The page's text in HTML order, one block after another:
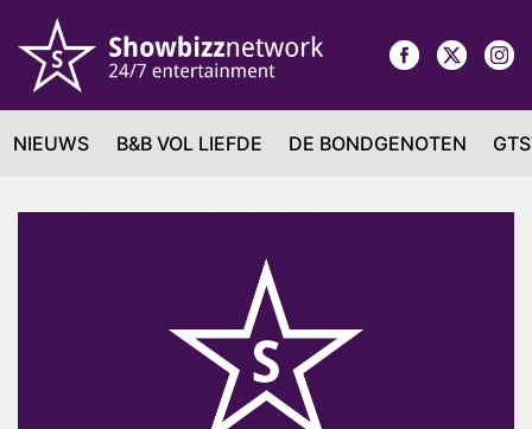
NIEUWS B&B VOL LIEFDE DE BONDGENOTEN